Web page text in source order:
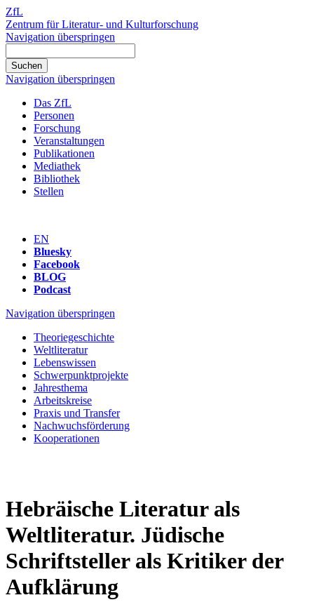
ZfL
Zentrum für Literatur- und Kulturforschung
Navigation überspringen
Navigation überspringen
Das ZfL
Personen
Forschung
Veranstaltungen
Publikationen
Mediathek
Bibliothek
Stellen
EN
Bluesky
Facebook
BLOG
Podcast
Navigation überspringen
Theoriegeschichte
Weltliteratur
Lebenswissen
Schwerpunktprojekte
Jahresthema
Arbeitskreise
Praxis und Transfer
Nachwuchsförderung
Kooperationen
Hebräische Literatur als
Weltliteratur. Jüdische
Schriftsteller als Kritiker der
Aufklärung